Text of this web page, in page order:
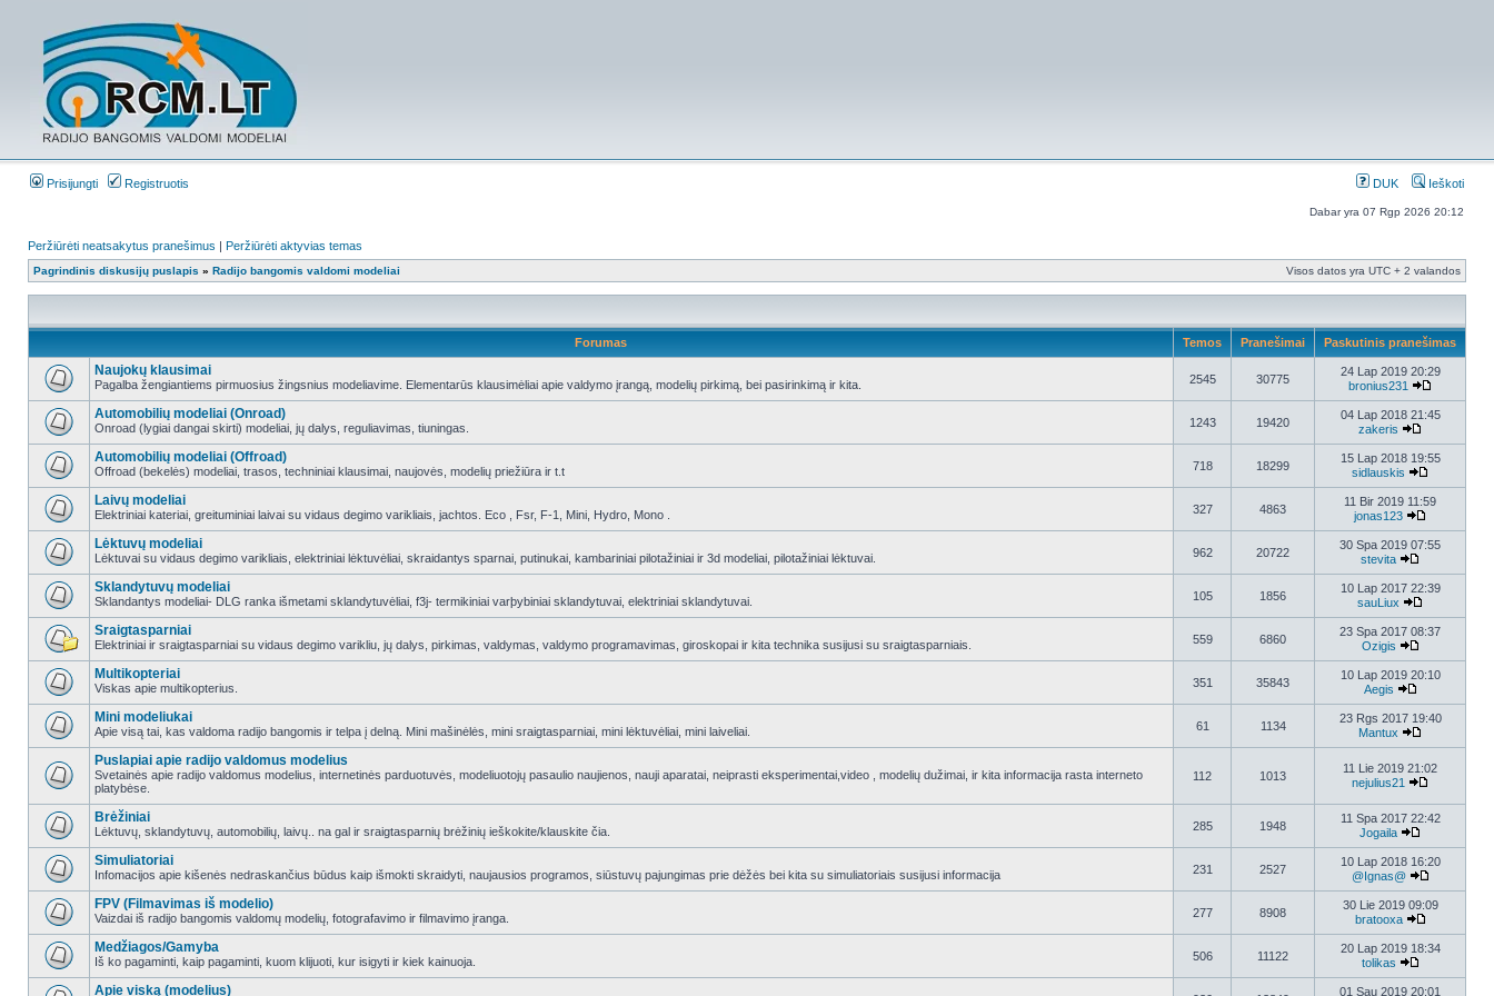
Prisijungti Registruotis DUK Ieškoti
Dabar yra 07 Rgp 2026 20:12
Peržiūrėti neatsakytus pranešimus | Peržiūrėti aktyvias temas
Pagrindinis diskusijų puslapis » Radijo bangomis valdomi modeliai Visos datos yra UTC + 2 valandos
Forumas Temos Pranešimai Paskutinis pranešimas
Naujokų klausimai
Pagalba žengiantiems pirmuosius žingsnius modeliavime. Elementarūs klausimėliai apie valdymo įrangą, modelių pirkimą, bei pasirinkimą ir kita. 2545 30775
24 Lap 2019 20:29
bronius231
Automobilių modeliai (Onroad)
Onroad (lygiai dangai skirti) modeliai, jų dalys, reguliavimas, tiuningas. 1243 19420
04 Lap 2018 21:45
zakeris
Automobilių modeliai (Offroad)
Offroad (bekelės) modeliai, trasos, techniniai klausimai, naujovės, modelių priežiūra ir t.t 718 18299
15 Lap 2018 19:55
sidlauskis
Laivų modeliai
Elektriniai kateriai, greituminiai laivai su vidaus degimo varikliais, jachtos. Eco , Fsr, F-1, Mini, Hydro, Mono . 327 4863
11 Bir 2019 11:59
jonas123
Lėktuvų modeliai
Lėktuvai su vidaus degimo varikliais, elektriniai lėktuvėliai, skraidantys sparnai, putinukai, kambariniai pilotažiniai ir 3d modeliai, pilotažiniai lėktuvai. 962 20722
30 Spa 2019 07:55
stevita
Sklandytuvų modeliai
Sklandantys modeliai- DLG ranka išmetami sklandytuvėliai, f3j- termikiniai varþybiniai sklandytuvai, elektriniai sklandytuvai. 105 1856
10 Lap 2017 22:39
sauLiux
Sraigtasparniai
Elektriniai ir sraigtasparniai su vidaus degimo varikliu, jų dalys, pirkimas, valdymas, valdymo programavimas, giroskopai ir kita technika susijusi su sraigtasparniais. 559 6860
23 Spa 2017 08:37
Ozigis
Multikopteriai
Viskas apie multikopterius. 351 35843
10 Lap 2019 20:10
Aegis
Mini modeliukai
Apie visą tai, kas valdoma radijo bangomis ir telpa į delną. Mini mašinėlės, mini sraigtasparniai, mini lėktuvėliai, mini laiveliai. 61 1134
23 Rgs 2017 19:40
Mantux
Puslapiai apie radijo valdomus modelius
Svetainės apie radijo valdomus modelius, internetinės parduotuvės, modeliuotojų pasaulio naujienos, nauji aparatai, neiprasti eksperimentai,video , modelių dužimai, ir kita informacija rasta interneto
platybėse.
112 1013
11 Lie 2019 21:02
nejulius21
Brėžiniai
Lėktuvų, sklandytuvų, automobilių, laivų.. na gal ir sraigtasparnių brėžinių ieškokite/klauskite čia. 285 1948
11 Spa 2017 22:42
Jogaila
Simuliatoriai
Infomacijos apie kišenės nedraskančius būdus kaip išmokti skraidyti, naujausios programos, siūstuvų pajungimas prie dėžės bei kita su simuliatoriais susijusi informacija 231 2527
10 Lap 2018 16:20
@Ignas@
FPV (Filmavimas iš modelio)
Vaizdai iš radijo bangomis valdomų modelių, fotografavimo ir filmavimo įranga. 277 8908
30 Lie 2019 09:09
bratooxa
Medžiagos/Gamyba
Iš ko pagaminti, kaip pagaminti, kuom klijuoti, kur isigyti ir kiek kainuoja. 506 11122
20 Lap 2019 18:34
tolikas
Apie viską (modelius) 01 Sau 2019 20:01